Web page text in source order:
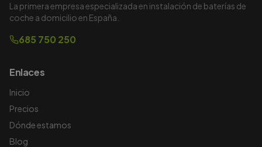
La primera empresa especializada en instalación de baterías de
coche a domicilio en España.
685 750 250
Enlaces
Inicio
Precios
Dónde estamos
Blog